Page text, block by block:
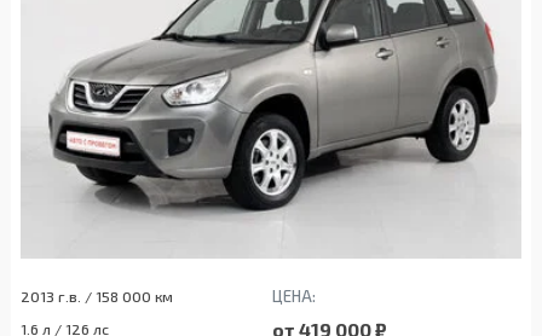
2013 г.в. / 158 000 км ЦЕНА:
1.6 л / 126 лс от 419 000 ₽